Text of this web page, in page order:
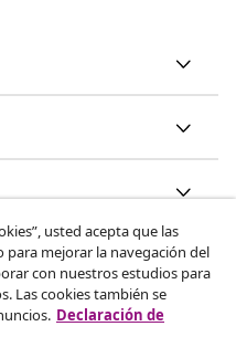
usted acepta que las
para mejorar la navegación del
con nuestros estudios para
Las cookies también se
Declaración de